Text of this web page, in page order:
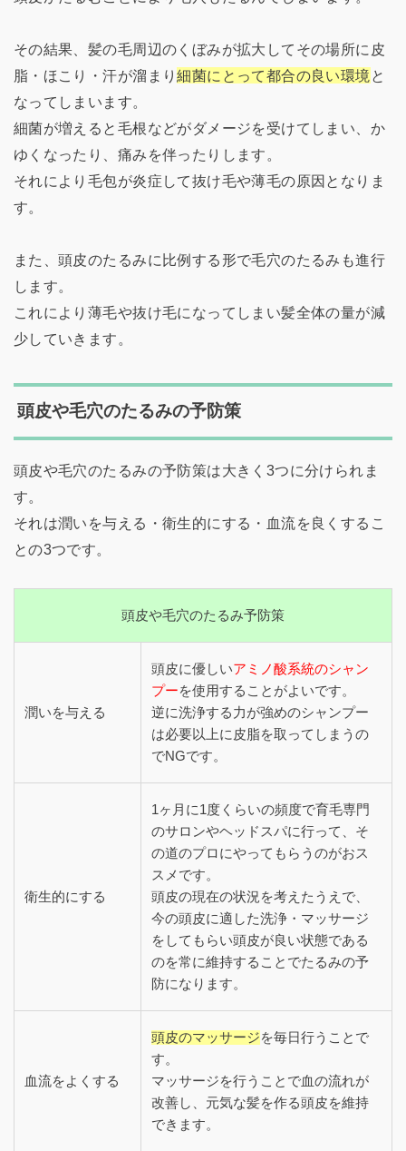
その結果、髪の毛周辺のくぼみが拡大してその場所に皮
脂・ほこり・汗が溜まり細菌にとって都合の良い環境 と
なってしまいます。
細菌が増えると毛根などがダメージを受けてしまい、か
ゆくなったり、痛みを伴ったりします。
それにより毛包が炎症して抜け毛や薄毛の原因となりま
す。
また、頭皮のたるみに比例する形で毛穴のたるみも進行
します。
これにより薄毛や抜け毛になってしまい髪全体の量が減
少していきます。
頭皮や毛穴のたるみの予防策
頭皮や毛穴のたるみの予防策は大きく3つに分けられま
す。
それは潤いを与える・衛生的にする・血流を良くするこ
との3つです。
頭皮や毛穴のたるみ予防策
潤いを与える
頭皮に優しいアミノ酸系統のシャン
プーを使用することがよいです。
逆に洗浄する力が強めのシャンプー
は必要以上に皮脂を取ってしまうの
でNGです。
衛生的にする
1ヶ月に1度くらいの頻度で育毛専門
のサロンやヘッドスパに行って、そ
の道のプロにやってもらうのがおス
スメです。
頭皮の現在の状況を考えたうえで、
今の頭皮に適した洗浄・マッサージ
をしてもらい頭皮が良い状態である
のを常に維持することでたるみの予
防になります。
血流をよくする
頭皮のマッサージを毎日行うことで
す。
マッサージを行うことで血の流れが
改善し、元気な髪を作る頭皮を維持
できます。